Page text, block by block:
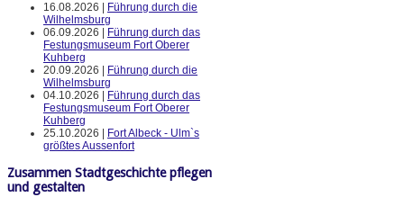
16.08.2026 |
Führung durch die
Wilhelmsburg
06.09.2026 |
Führung durch das
Festungsmuseum Fort Oberer
Kuhberg
20.09.2026 |
Führung durch die
Wilhelmsburg
04.10.2026 |
Führung durch das
Festungsmuseum Fort Oberer
Kuhberg
25.10.2026 |
Fort Albeck - Ulm`s
größtes Aussenfort
Zusammen Stadtgeschichte pflegen
und gestalten